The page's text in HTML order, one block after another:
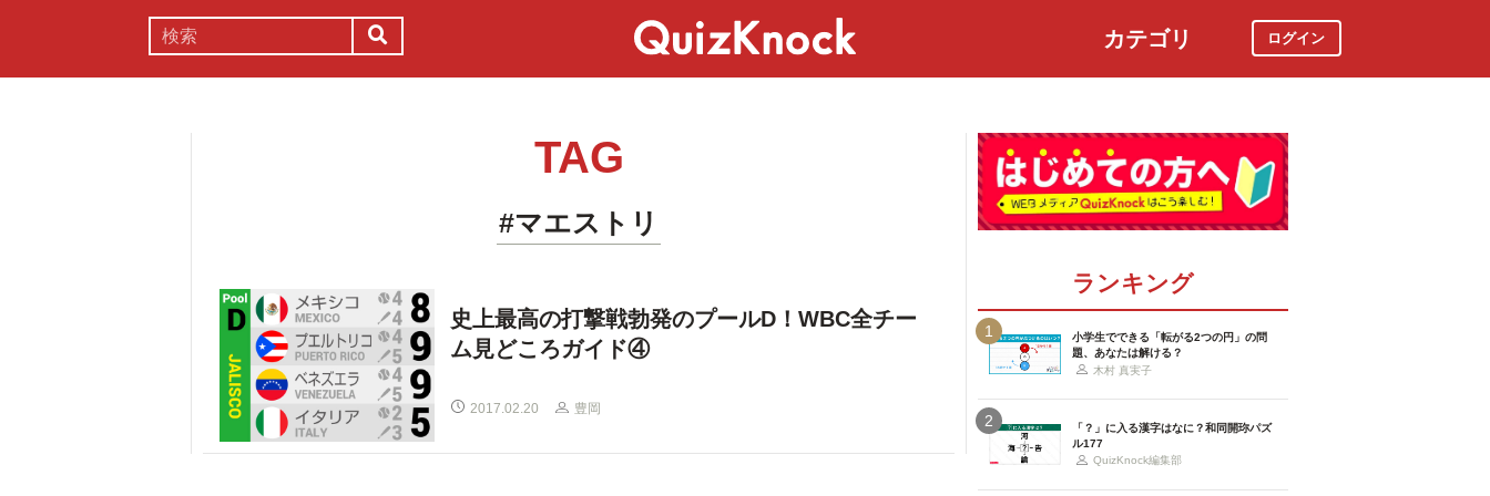
カテゴリ ログイン
TAG
#マエストリ
史上最高の打撃戦勃発のプールD！WBC全チー
ム見どころガイド④
2017.02.20 豊岡
ランキング
1
小学生でできる「転がる2つの円」の問
題、あなたは解ける？
木村 真実子
2
「？」に入る漢字はなに？和同開珎パズ
ル177
QuizKnock編集部